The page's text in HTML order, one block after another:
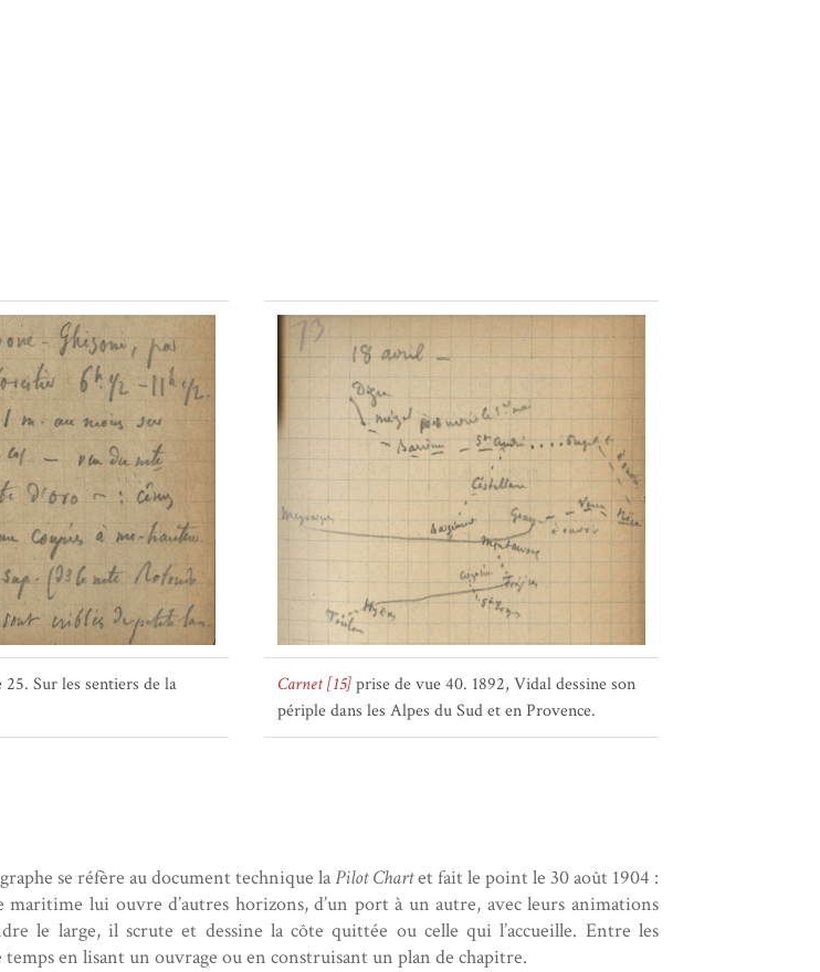
Carnet [15] prise de vue 40. 1892, Vidal dessine son
périple dans les Alpes du Sud et en Provence.
Sur les sentiers de la
se réfère au document technique laPilot Chartet fait le point le 30 août 1904 :
lui ouvre d’autres horizons, d’un port à un autre, avec leurs animations
le large, il scrute et dessine la côte quittée ou celle qui l’accueille. Entre les
en lisant un ouvrage ou en construisant un plan de chapitre.